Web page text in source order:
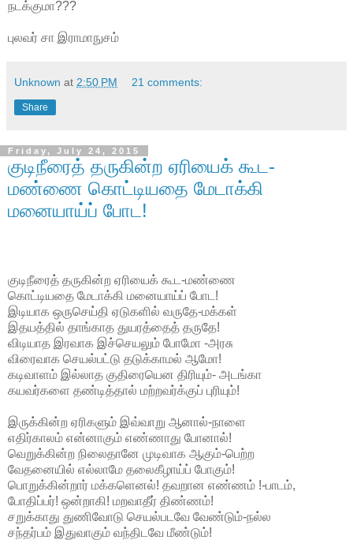
நடக்குமா???
புலவர் சா இராமாநுசம்
Unknown at 2:50 PM 21 comments:
Share
Friday, July 24, 2015
குடிநீரைத் தருகின்ற ஏரியைக் கூட-
மண்ணை கொட்டியதை மேடாக்கி
மனையாய்ப் போட!
குடிநீரைத் தருகின்ற ஏரியைக் கூட-மண்ணை
கொட்டியதை மேடாக்கி மனையாய்ப் போட!
இடியாக ஒருசெய்தி ஏடுகளில் வருதே-மக்கள்
இதயத்தில் தாங்காத துயரத்தைத் தருதே!
விடியாத இரவாக இச்செயலும் போமோ -அரசு
விரைவாக செயல்பட்டு தடுக்காமல் ஆமோ!
கடிவாளம் இல்லாத குதிரையென திரியும்- அடங்கா
கயவர்களை தண்டித்தால் மற்றவர்க்குப் புரியும்!
இருக்கின்ற ஏரிகளும் இவ்வாறு ஆனால்-நாளை
எதிர்காலம் என்னாகும் எண்ணாது போனால்!
வெறுக்கின்ற நிலைதானே முடிவாக ஆகும்-பெற்ற
வேதனையில் எல்லாமே தலைகீழாய்ப் போகும்!
பொறுக்கின்றார் மக்களெனல்! தவறான எண்ணம் !-பாடம்,
போதிப்பர்! ஒன்றாகி! மறவாதீர் திண்ணம்!
சறுக்காது துணிவோடு செயல்படவே வேண்டும்-நல்ல
சந்தர்பம் இதுவாகும் வந்திடவே மீண்டும்!